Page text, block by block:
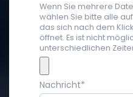
Wenn Sie mehrere
wählen Sie bitte alle
das sich nach dem
öffnet. Es ist nicht
unterschiedlichen
Nachricht*